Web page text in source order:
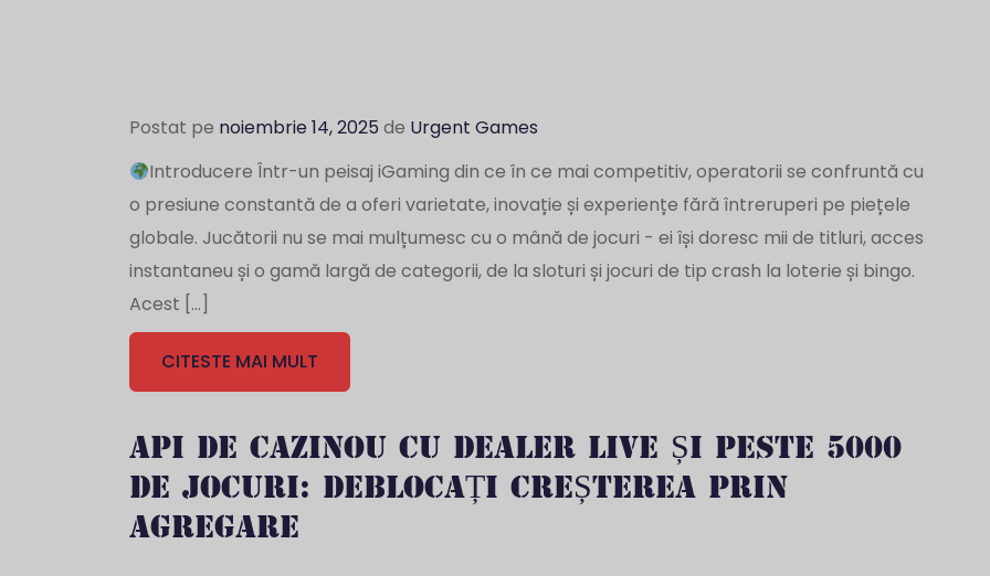
Postat pe noiembrie 14, 2025 de Urgent Games
Introducere Într-un peisaj iGaming din ce în ce mai competitiv, operatorii se confruntă cu
o presiune constantă de a oferi varietate, inovație și experiențe fără întreruperi pe piețele
globale. Jucătorii nu se mai mulțumesc cu o mână de jocuri - ei își doresc mii de titluri, acces
instantaneu și o gamă largă de categorii, de la sloturi și jocuri de tip crash la loterie și bingo.
Acest […]
CITESTE MAI MULT
API DE CAZINOU CU DEALER LIVE ȘI PESTE 5000
DE JOCURI: DEBLOCAȚI CREȘTEREA PRIN
AGREGARE